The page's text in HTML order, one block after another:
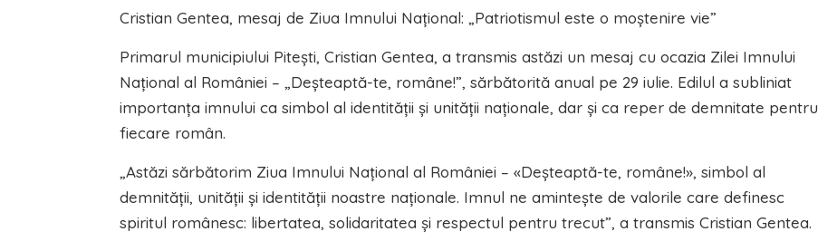
Cristian Gentea, mesaj de Ziua Imnului Național: „Patriotismul este o moștenire vie”
Primarul municipiului Pitești, Cristian Gentea, a transmis astăzi un mesaj cu ocazia Zilei Imnului
Național al României – „Deșteaptă-te, române!”, sărbătorită anual pe 29 iulie. Edilul a subliniat
importanța imnului ca simbol al identității și unității naționale, dar și ca reper de demnitate pentru
fiecare român.
„Astăzi sărbătorim Ziua Imnului Național al României – «Deșteaptă-te, române!», simbol al
demnității, unității și identității noastre naționale. Imnul ne amintește de valorile care definesc
spiritul românesc: libertatea, solidaritatea și respectul pentru trecut”, a transmis Cristian Gentea.